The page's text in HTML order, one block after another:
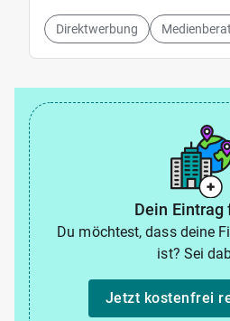
Direktwerbung
Dein Eintrag
Du möchtest, dass deine
ist? Sei
Jetzt kostenfrei